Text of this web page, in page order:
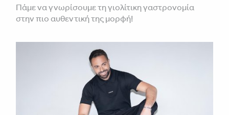
Πάμε να γνωρίσουμε τη γιολίτικη γαστρονομία
στην πιο αυθεντική της μορφή!